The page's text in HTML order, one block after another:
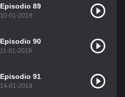
Episodio 89
10-01-2019
Episodio 90
11-01-2019
Episodio 91
14-01-2019